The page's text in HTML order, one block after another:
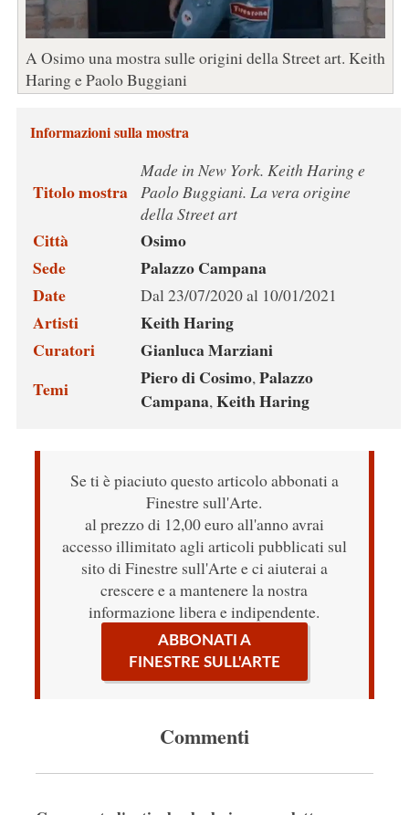
A Osimo una mostra sulle origini della Street art. Keith
Haring e Paolo Buggiani
Informazioni sulla mostra
Titolo mostra
Made in New York. Keith Haring e
Paolo Buggiani. La vera origine
della Street art
Città
Osimo
Sede
Palazzo Campana
Date
Dal 23/07/2020 al 10/01/2021
Artisti
Keith Haring
Curatori
Gianluca Marziani
Temi
Piero di Cosimo,Palazzo
Campana,Keith Haring
Se ti è piaciuto questo articolo abbonati a
Finestre sull'Arte.
al prezzo di 12,00 euro all'anno avrai
accesso illimitato agli articoli pubblicati sul
sito di Finestre sull'Arte e ci aiuterai a
crescere e a mantenere la nostra
informazione libera e indipendente.
ABBONATI A
FINESTRE SULL'ARTE
Commenti